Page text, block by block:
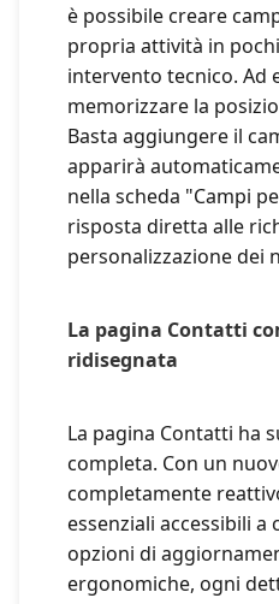
è possibile creare
propria attività in
intervento tecnico. Ad
memorizzare la
Basta aggiungere il
apparirà
nella scheda "Campi
risposta diretta alle
personalizzazione dei
La pagina Contatti
ridisegnata
La pagina Contatti ha
completa. Con un
completamente
essenziali accessibili a
opzioni di
ergonomiche, ogni